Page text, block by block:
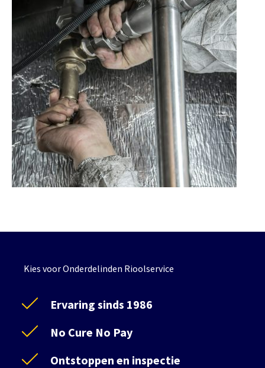
Kies voor Onderdelinden Rioolservice
Ervaring sinds 1986
No Cure No Pay
Ontstoppen en inspectie